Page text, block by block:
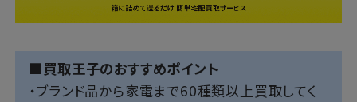
■買取王子のおすすめポイント
・ブランド品から家電まで60種類以上買取してく